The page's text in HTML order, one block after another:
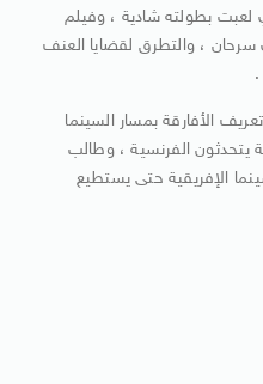
لعبت بطولته شادية ، وفيلم
سرحان ، والتطرق لقضايا العنف
.
الأفارقة بمسار السينما
يتحدثون الفرنسية ، وطالب
الإفريقية حتى يستطيع